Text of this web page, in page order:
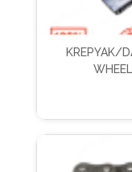
KREPYAK/